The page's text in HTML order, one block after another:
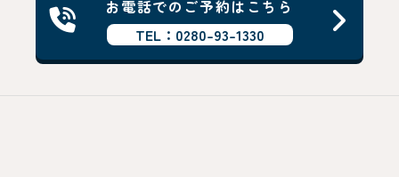
お電話でのご予約はこちら
TEL：0280-93-1330